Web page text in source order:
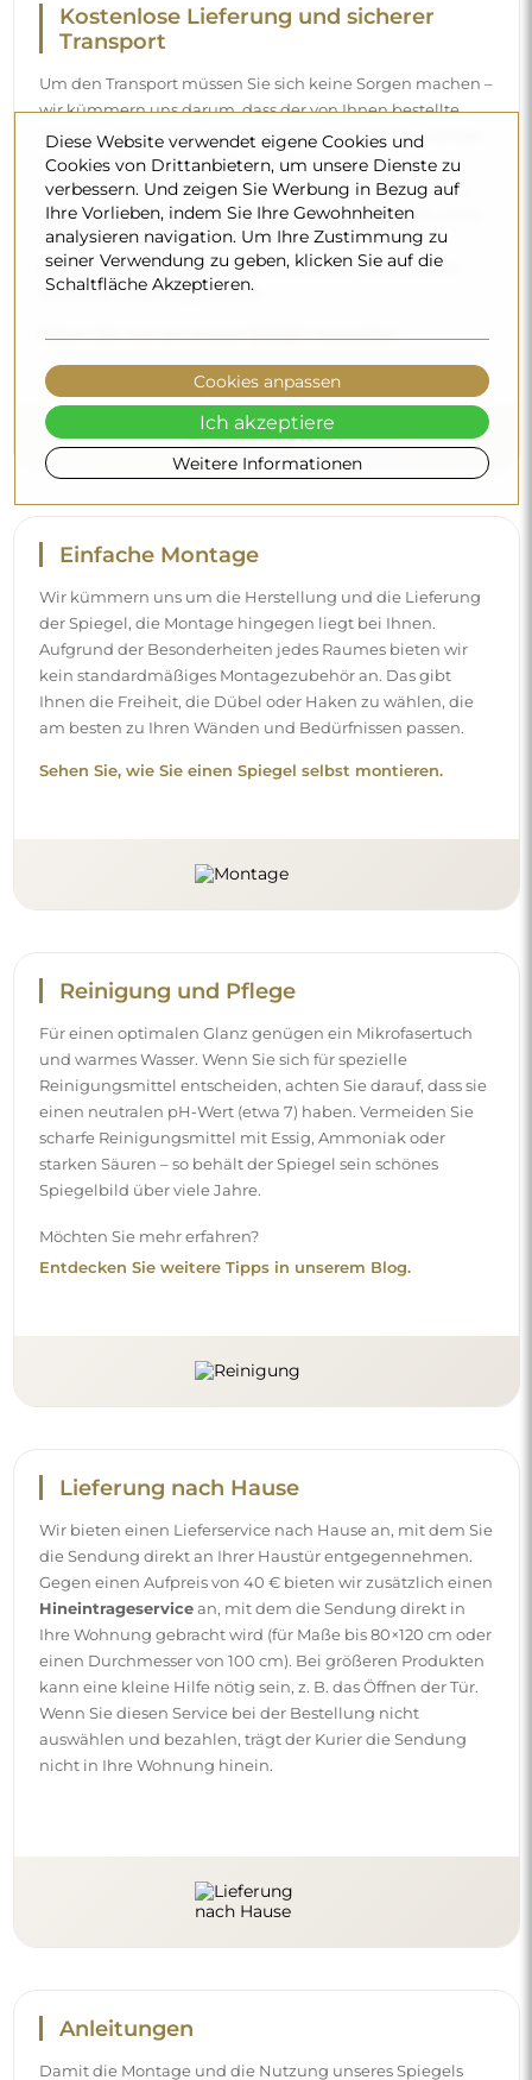
Kostenlose Lieferung und sicherer
Transport
Um den Transport müssen Sie sich keine Sorgen machen –
wir kümmern uns darum, dass der von Ihnen bestellte
Spiegel vollkommen sicher bei Ihnen ankommt, und das
völlig kostenlos. Wir verfügen über einen eigenen
Fuhrpark und geschultes Personal, deshalb können wir
garantieren, dass der Spiegel unversehrt ankommt, ohne
zusätzliche Kosten. Selbst wenn Sie einen Spiegel in
großen Abmessungen bestellen, können Sie mit einer
schnellen Lieferung rechnen.
Sehen Sie, wie wir unsere Spiegel verpacken.
Einfache Montage
Wir kümmern uns um die Herstellung und die Lieferung
der Spiegel, die Montage hingegen liegt bei Ihnen.
Aufgrund der Besonderheiten jedes Raumes bieten wir
kein standardmäßiges Montagezubehör an. Das gibt
Ihnen die Freiheit, die Dübel oder Haken zu wählen, die
am besten zu Ihren Wänden und Bedürfnissen passen.
Sehen Sie, wie Sie einen Spiegel selbst montieren.
Reinigung und Pflege
Für einen optimalen Glanz genügen ein Mikrofasertuch
und warmes Wasser. Wenn Sie sich für spezielle
Reinigungsmittel entscheiden, achten Sie darauf, dass sie
einen neutralen pH-Wert (etwa 7) haben. Vermeiden Sie
scharfe Reinigungsmittel mit Essig, Ammoniak oder
starken Säuren – so behält der Spiegel sein schönes
Spiegelbild über viele Jahre.
Möchten Sie mehr erfahren?
Entdecken Sie weitere Tipps in unserem Blog.
Lieferung nach Hause
Wir bieten einen Lieferservice nach Hause an, mit dem Sie
die Sendung direkt an Ihrer Haustür entgegennehmen.
Gegen einen Aufpreis von 40 € bieten wir zusätzlich einen
Hineintrageservicean, mit dem die Sendung direkt in
Ihre Wohnung gebracht wird (für Maße bis 80×120 cm oder
einen Durchmesser von 100 cm). Bei größeren Produkten
kann eine kleine Hilfe nötig sein, z. B. das Öffnen der Tür.
Wenn Sie diesen Service bei der Bestellung nicht
auswählen und bezahlen, trägt der Kurier die Sendung
nicht in Ihre Wohnung hinein.
Anleitungen
Damit die Montage und die Nutzung unseres Spiegels
Diese Website verwendet eigene Cookies und
Cookies von Drittanbietern, um unsere Dienste zu
verbessern. Und zeigen Sie Werbung in Bezug auf
Ihre Vorlieben, indem Sie Ihre Gewohnheiten
analysieren navigation. Um Ihre Zustimmung zu
seiner Verwendung zu geben, klicken Sie auf die
Schaltfläche Akzeptieren.
Weitere Informationen
Cookies anpassen
Ich akzeptiere